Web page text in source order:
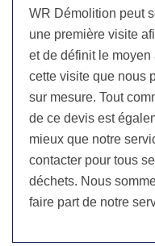
WR Démolition peut
une première visite
et de définit le moyen
cette visite que nous
sur mesure. Tout
de ce devis est
mieux que notre
contacter pour tous
déchets. Nous
faire part de notre